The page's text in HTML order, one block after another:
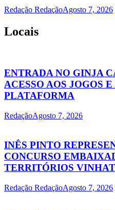
Redação RedaçãoAgosto 7, 2026
Locais
ENTRADA NO GINJA
ACESSO AOS JOGOS
PLATAFORMA
RedaçãoAgosto 7, 2026
INÊS PINTO
CONCURSO
TERRITÓRIOS
Redação RedaçãoAgosto 7, 2026